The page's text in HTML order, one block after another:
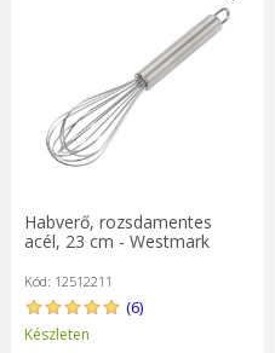
Habverő, rozsdamentes
acél, 23 cm - Westmark
Kód: 12512211
(6)
Készleten